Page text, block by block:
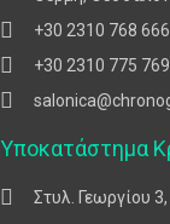
+30 2310 768 666
+30 2310 775 769
Υποκατάστημα
Στυλ. Γεωργίου